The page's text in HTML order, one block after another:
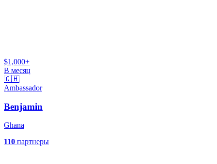
$1,000+
В месяц
🇬🇭
Ambassador
Benjamin
Ghana
110 партнеры